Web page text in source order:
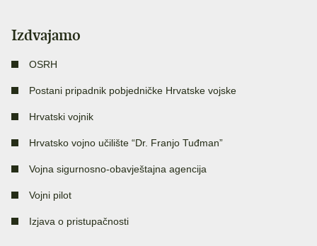
Izdvajamo
OSRH
Postani pripadnik pobjedničke Hrvatske vojske
Hrvatski vojnik
Hrvatsko vojno učilište “Dr. Franjo Tuđman”
Vojna sigurnosno-obavještajna agencija
Vojni pilot
Izjava o pristupačnosti